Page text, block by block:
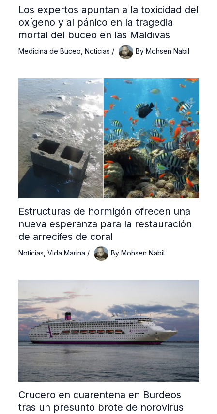
Los expertos apuntan a la toxicidad del
oxígeno y al pánico en la tragedia
mortal del buceo en las Maldivas
Medicina de Buceo Noticias / By Mohsen Nabil
Estructuras de hormigón ofrecen una
nueva esperanza para la restauración
de arrecifes de coral
Noticias Vida Marina / By Mohsen Nabil
Crucero en cuarentena en Burdeos
tras un presunto brote de norovirus